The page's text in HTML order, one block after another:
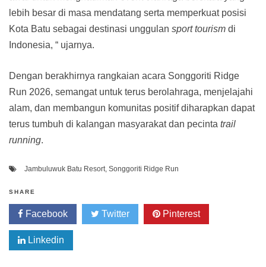
lebih besar di masa mendatang serta memperkuat posisi
Kota Batu sebagai destinasi unggulan sport tourism di
Indonesia, “ ujarnya.
Dengan berakhirnya rangkaian acara Songgoriti Ridge
Run 2026, semangat untuk terus berolahraga, menjelajahi
alam, dan membangun komunitas positif diharapkan dapat
terus tumbuh di kalangan masyarakat dan pecinta trail
running.
Jambuluwuk Batu Resort Songgoriti Ridge Run
SHARE
Facebook Twitter Pinterest
Linkedin